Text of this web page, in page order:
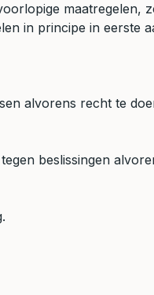
maatregelen,
in principe in eerste
alvorens recht te
beslissingen